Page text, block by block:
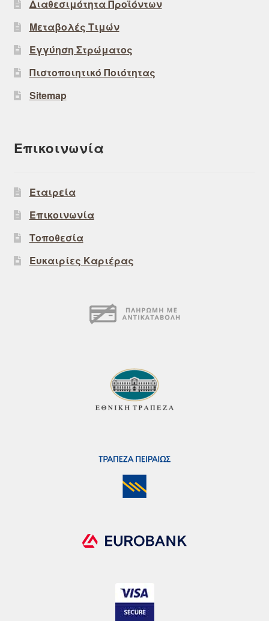
Διαθεσιμότητα Προϊόντων
Μεταβολές Τιμών
Εγγύηση Στρώματος
Πιστοποιητικό Ποιότητας
Sitemap
Επικοινωνία
Εταιρεία
Επικοινωνία
Τοποθεσία
Ευκαιρίες Καριέρας